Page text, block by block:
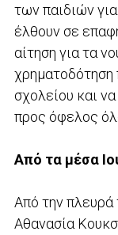
των παιδιών
έλθουν σε
αίτηση για τα
χρηματοδότηση
σχολείου και
προς όφελος
Από τα μέσα
Από την πλευρά
Αθανασία